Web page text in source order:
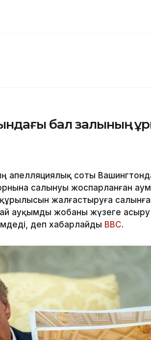
бал залының
апелляциялық соты
салынуы жоспарланған
жалғастыруға
ауқымды жобаны жүзеге асыру
деп хабарлайды BBC.